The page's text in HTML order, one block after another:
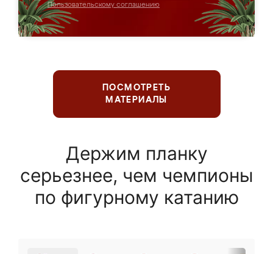
Пользовательскому соглашению
ПОСМОТРЕТЬ
МАТЕРИАЛЫ
Держим планку
серьезнее, чем чемпионы
по фигурному катанию